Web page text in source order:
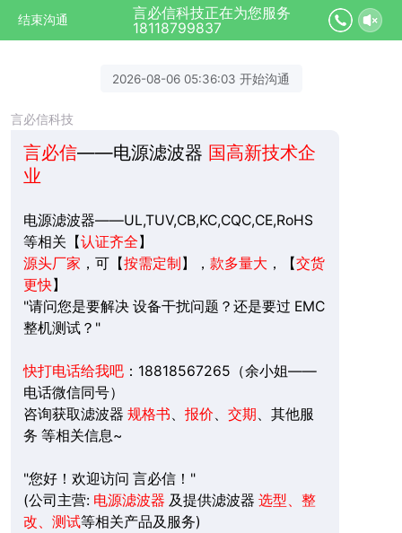
结束沟通
言必信科技正在为您服务
18118799837
2026-08-06 05:36:03 开始沟通
言必信科技
言必信——电源滤波器 国高新技术企
业
电源滤波器——UL,TUV,CB,KC,CQC,CE,RoHS
等相关【认证齐全 】
源头厂家 ，可【按需定制 】， 款多量大 ， 【交货
更快】
"请问您是要解决 设备干扰问题？还是要过 EMC
整机测试？"
快打电话给我吧：18818567265（余小姐——
电话微信同号）
咨询获取滤波器 规格书、 报价、 交期 、其他服
务 等相关信息~
"您好！欢迎访问 言必信！"
(公司主营: 电源滤波器 及提供滤波器 选型、整
改、测试等相关产品及服务)